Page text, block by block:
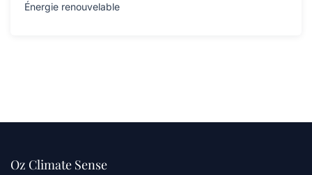
Énergie renouvelable
Oz Climate Sense